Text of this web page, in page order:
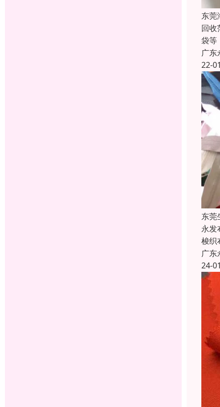
东莞
回
袋
广东
22-
东莞
永发
梭织
广东
24-